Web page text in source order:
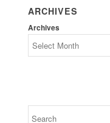
ARCHIVES
Archives